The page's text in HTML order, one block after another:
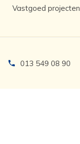
Vastgoed projecten
013 549 08 90